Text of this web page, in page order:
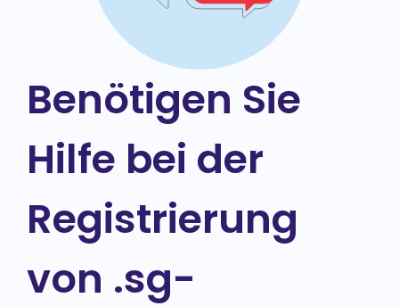
Benötigen Sie
Hilfe bei der
Registrierung
von .sg-